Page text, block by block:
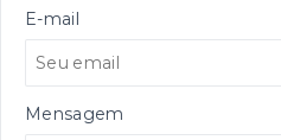
E-mail
Mensagem